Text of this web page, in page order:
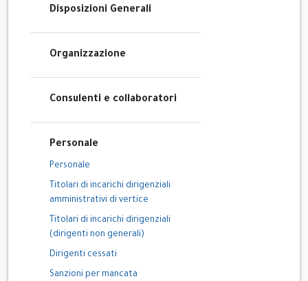
Disposizioni Generali
Organizzazione
Consulenti e collaboratori
Personale
Personale
Titolari di incarichi dirigenziali
amministrativi di vertice
Titolari di incarichi dirigenziali
(dirigenti non generali)
Dirigenti cessati
Sanzioni per mancata